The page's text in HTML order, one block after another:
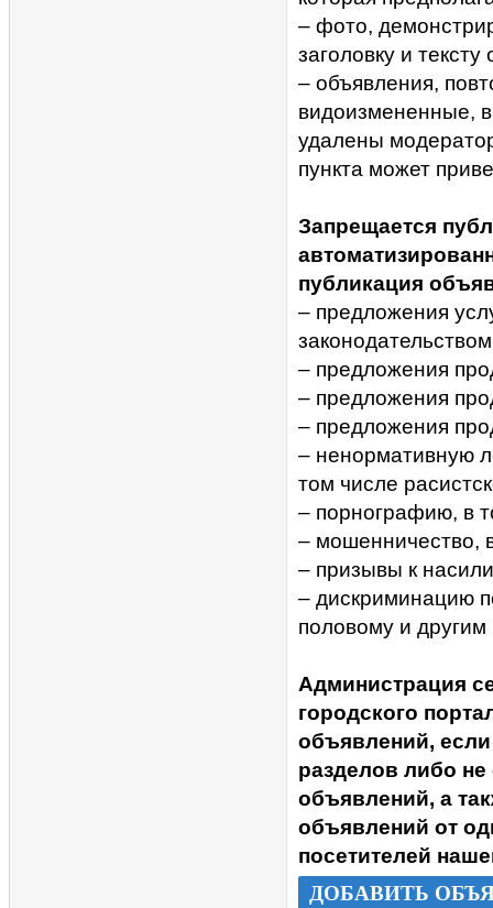
– фото,
заголовку и
– объявления,
видоизмененные,
удалены
пункта может
Запрещается
публикация
– предложения
– предложения
– предложения
– предложения
– ненормативную
том числе
– порнографию, в
– мошенничество,
– призывы к
– дискриминацию
половому и другим
Администрация
городского
объявлений,
разделов либо
объявлений, а
объявлений от
посетителей
ДОБАВИТЬ